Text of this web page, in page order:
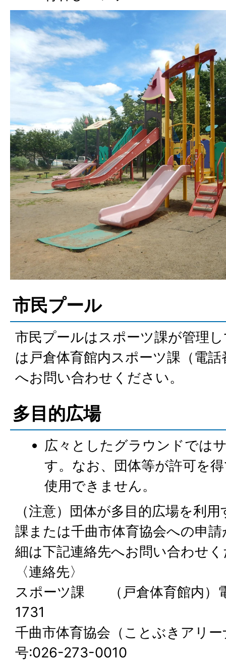
市民プール
市民プールはスポーツ課が管理
は戸倉体育館内スポーツ課（電
へお問い合わせください。
多目的広場
広々としたグラウンドでは
す。なお、団体等が許可を
使用できません。
（注意）団体が多目的広場を利
課または千曲市体育協会への申
細は下記連絡先へお問い合わせ
〈連絡先〉
スポーツ課 （戸倉体育館内）
1731
千曲市体育協会（ことぶきアリ
号:026-273-0010